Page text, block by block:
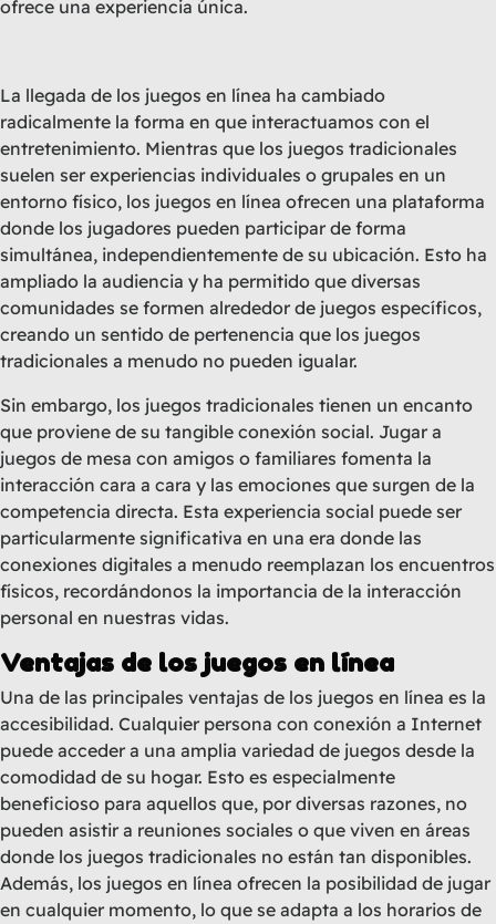
ofrece una experiencia única.
La llegada de los juegos en línea ha cambiado
radicalmente la forma en que interactuamos con el
entretenimiento. Mientras que los juegos tradicionales
suelen ser experiencias individuales o grupales en un
entorno físico, los juegos en línea ofrecen una plataforma
donde los jugadores pueden participar de forma
simultánea, independientemente de su ubicación. Esto ha
ampliado la audiencia y ha permitido que diversas
comunidades se formen alrededor de juegos específicos,
creando un sentido de pertenencia que los juegos
tradicionales a menudo no pueden igualar.
Sin embargo, los juegos tradicionales tienen un encanto
que proviene de su tangible conexión social. Jugar a
juegos de mesa con amigos o familiares fomenta la
interacción cara a cara y las emociones que surgen de la
competencia directa. Esta experiencia social puede ser
particularmente significativa en una era donde las
conexiones digitales a menudo reemplazan los encuentros
físicos, recordándonos la importancia de la interacción
personal en nuestras vidas.
Ventajas de los juegos en línea
Una de las principales ventajas de los juegos en línea es la
accesibilidad. Cualquier persona con conexión a Internet
puede acceder a una amplia variedad de juegos desde la
comodidad de su hogar. Esto es especialmente
beneficioso para aquellos que, por diversas razones, no
pueden asistir a reuniones sociales o que viven en áreas
donde los juegos tradicionales no están tan disponibles.
Además, los juegos en línea ofrecen la posibilidad de jugar
en cualquier momento, lo que se adapta a los horarios de